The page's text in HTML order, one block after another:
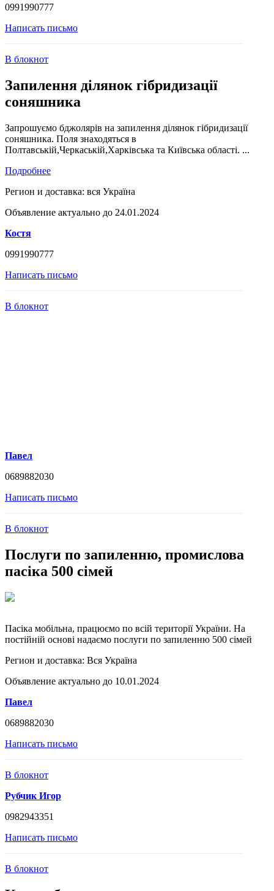
0991990777
Написать письмо
В блокнот
Запилення ділянок гібридизації
соняшника
Запрошуємо бджолярів на запилення ділянок гібридизації
соняшника. Поля знаходяться в
Полтавській,Черкаській,Харківська та Київська області. ...
Подробнее
Регион и доставка: вся Україна
Объявление актуально до 24.01.2024
Костя
0991990777
Написать письмо
В блокнот
Павел
0689882030
Написать письмо
В блокнот
Послуги по запиленню, промислова
пасіка 500 сімей
Пасіка мобільна, працюємо по всій території України. На
постійній основі надаємо послуги по запиленню 500 сімей
Регион и доставка: Вся Україна
Объявление актуально до 10.01.2024
Павел
0689882030
Написать письмо
В блокнот
Рубчик Игор
0982943351
Написать письмо
В блокнот